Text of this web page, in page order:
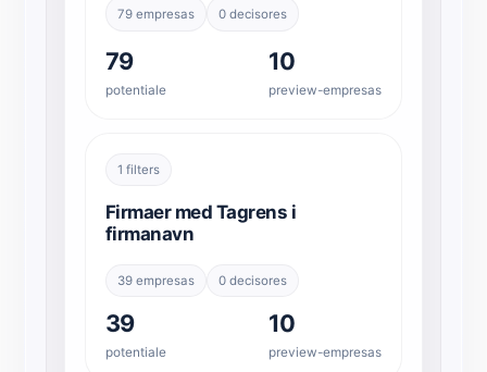
79 empresas 0 decisores
79
potentiale
10
preview-empresas
1 filters
Firmaer med Tagrens i
firmanavn
39 empresas 0 decisores
39
potentiale
10
preview-empresas